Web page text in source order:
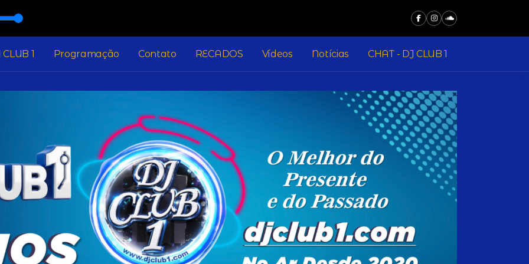
1 Programação Contato RECADOS Vídeos Notícias CHAT - DJ CLUB 1